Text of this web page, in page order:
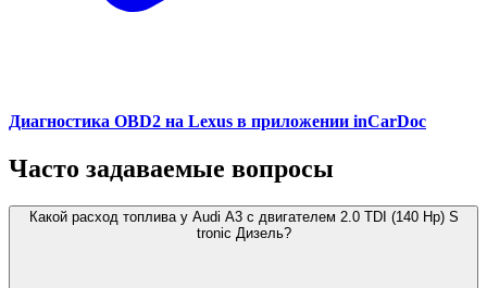
Диагностика OBD2 на Lexus в приложении inCarDoc
Часто задаваемые вопросы
Какой расход топлива у Audi A3 с двигателем 2.0 TDI (140 Hp) S
tronic Дизель?